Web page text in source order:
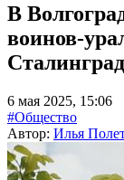
В
воинов-
Сталинград
6 мая 2025, 15:06
#Общество
Автор: Илья